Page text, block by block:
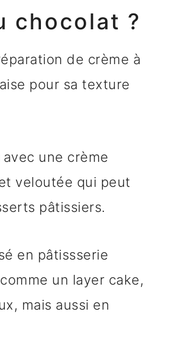
chocolat ?
de crème à
pour sa texture
une crème
veloutée qui peut
pâtissiers.
en pâtissserie
un layer cake,
mais aussi en